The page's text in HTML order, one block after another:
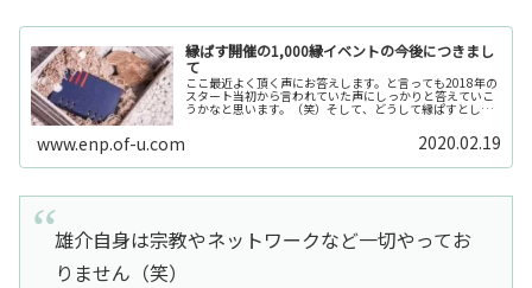
縁ぱす開催の1,000縁イベントの今後につきまし
て
ここ最近よく頂く声にお答えします。と言っても2018年の
スタート当初から言われていた声にしっかりと答えていこ
うかなと思います。（笑）そして、どうして縁ぱすとして
www.enp.of-u.com 2020.02.19
雄介自身は宗教やネットワークなど一切やってお
りません（笑）